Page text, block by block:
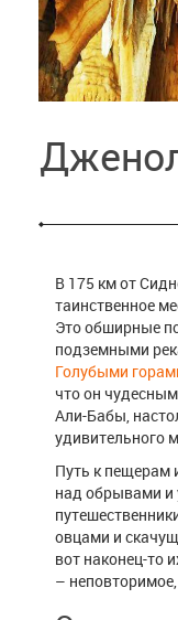
В 175 км от
таинственное
Это обширные
подземными
Голубыми
что он
Али-Бабы,
удивительного
Путь к пещерам
над обрывами и
овцами и
вот наконец-то
–